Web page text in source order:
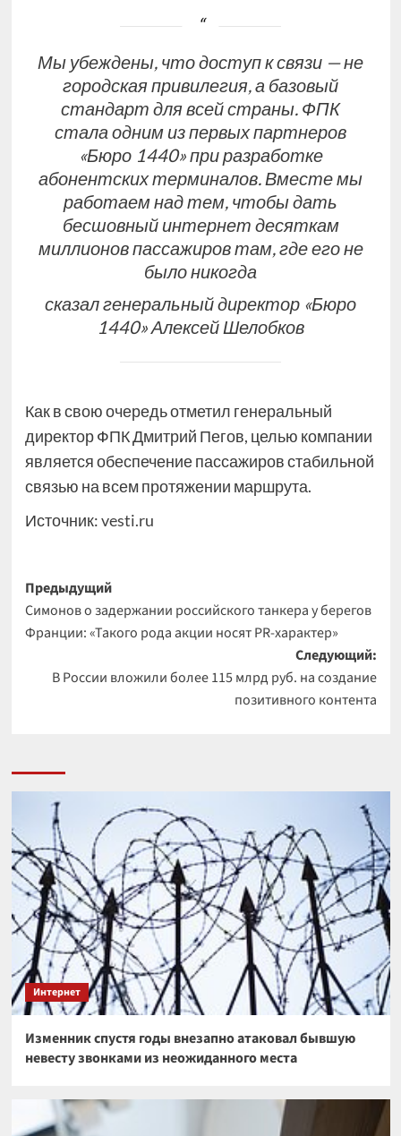
Мы убеждены, что доступ к связи — не
городская привилегия, а базовый
стандарт для всей страны. ФПК
стала одним из первых партнеров
«Бюро 1440» при разработке
абонентских терминалов. Вместе мы
работаем над тем, чтобы дать
бесшовный интернет десяткам
миллионов пассажиров там, где его не
было никогда
сказал генеральный директор «Бюро
1440» Алексей Шелобков
Как в свою очередь отметил генеральный
директор ФПК Дмитрий Пегов, целью компании
является обеспечение пассажиров стабильной
связью на всем протяжении маршрута.
Источник:vesti.ru
Навигация
записи
Предыдущий
Симонов о задержании российского танкера у берегов
Франции: «Такого рода акции носят PR-характер»
Следующий:
В России вложили более 115 млрд руб. на создание
позитивного контента
Интернет
Изменник спустя годы внезапно атаковал бывшую
невесту звонками из неожиданного места